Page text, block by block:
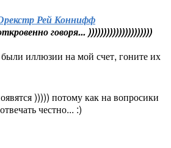
Рей Коннифф
говоря... )))))))))))))))))))))
иллюзии на мой счет, гоните их
))))) потому как на вопросики
честно... :)